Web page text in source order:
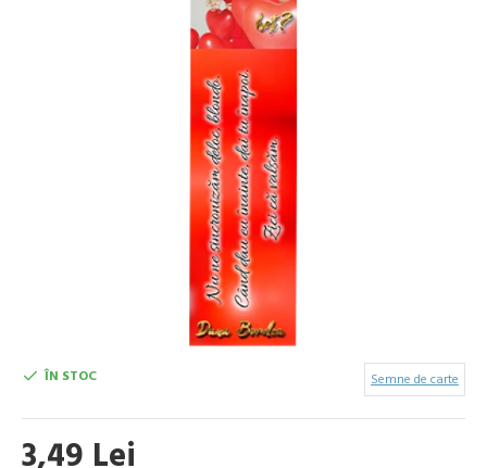
3,49 Lei
ÎN STOC Semne de carte